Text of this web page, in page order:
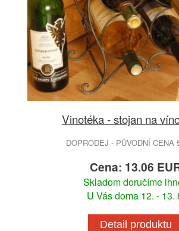
Vinotéka - stojan na
DOPRODEJ - PŮVODNÍ CENA
Cena: 13.06
Skladom doručíme
U Vás doma 12. - 13.
Detail produktu